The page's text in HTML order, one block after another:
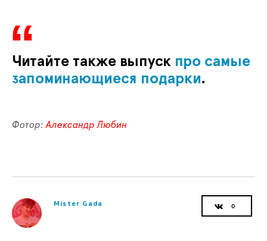
Читайте также выпуск про самые
запоминающиеся подарки.
Фотор:Александр Любин
Mister Gada